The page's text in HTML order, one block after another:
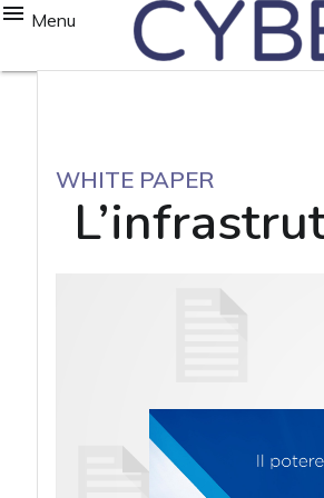
Menu
WHITE PAPER